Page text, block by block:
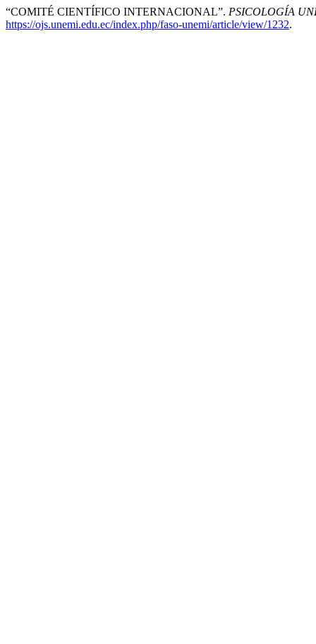
“COMITÉ CIENTÍFICO INTERNACIONAL”. PSICOLOGÍA
https://ojs.unemi.edu.ec/index.php/faso-unemi/article/view/1232.